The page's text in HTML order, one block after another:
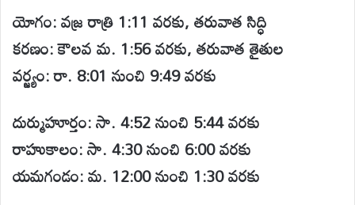
యోగం: వజ్ర రాత్రి 1:11 వరకు, తరువాత సిద్ధి
కరణం: కౌలవ మ. 1:56 వరకు, తరువాత తైతుల
వర్జ్యం: రా. 8:01 నుంచి 9:49 వరకు
దుర్ముహూర్తం: సా. 4:52 నుంచి 5:44 వరకు
రాహుకాలం: సా. 4:30 నుంచి 6:00 వరకు
యమగండం: మ. 12:00 నుంచి 1:30 వరకు